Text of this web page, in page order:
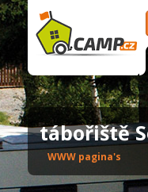
tábořiště
WWW pagina's